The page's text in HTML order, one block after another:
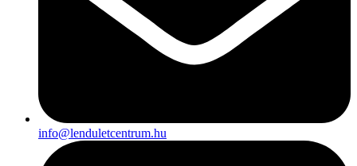
info@lenduletcentrum.hu